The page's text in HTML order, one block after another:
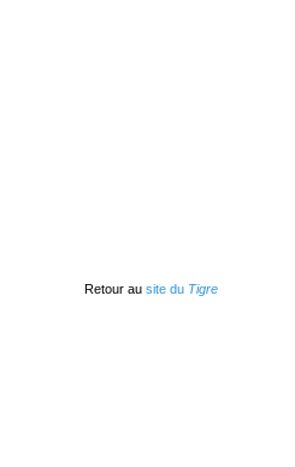
Retour au site du Tigre